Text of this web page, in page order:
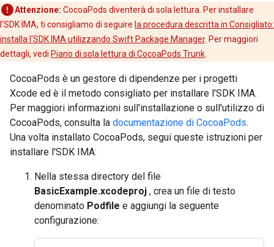
Attenzione: CocoaPods diventerà di sola lettura. Per installare
l'SDK IMA, ti consigliamo di seguire la procedura descritta in Consigliato:
installa l'SDK IMA utilizzando Swift Package Manager. Per maggiori
dettagli, vedi Piano di sola lettura di CocoaPods Trunk
CocoaPods è un gestore di dipendenze per i progetti
Xcode ed è il metodo consigliato per installare l'SDK IMA.
Per maggiori informazioni sull'installazione o sull'utilizzo di
CocoaPods, consulta la documentazione di CocoaPods.
Una volta installato CocoaPods, segui queste istruzioni per
installare l'SDK IMA:
Nella stessa directory del file
BasicExample.xcodeproj , crea un file di testo
denominato Podfile e aggiungi la seguente
configurazione: